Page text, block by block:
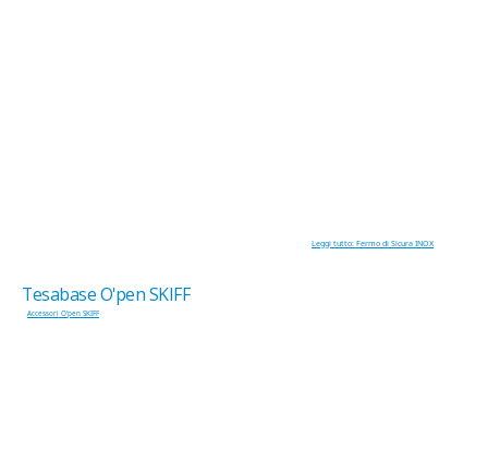
Leggi tutto: Fermo di Sicura INOX
Tesabase O'pen SKIFF
Accessori O'pen SKIFF